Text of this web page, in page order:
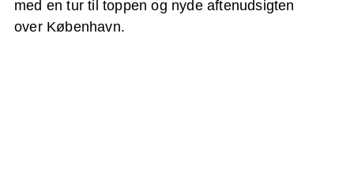
med en tur til toppen og nyde aftenudsigten
over København.